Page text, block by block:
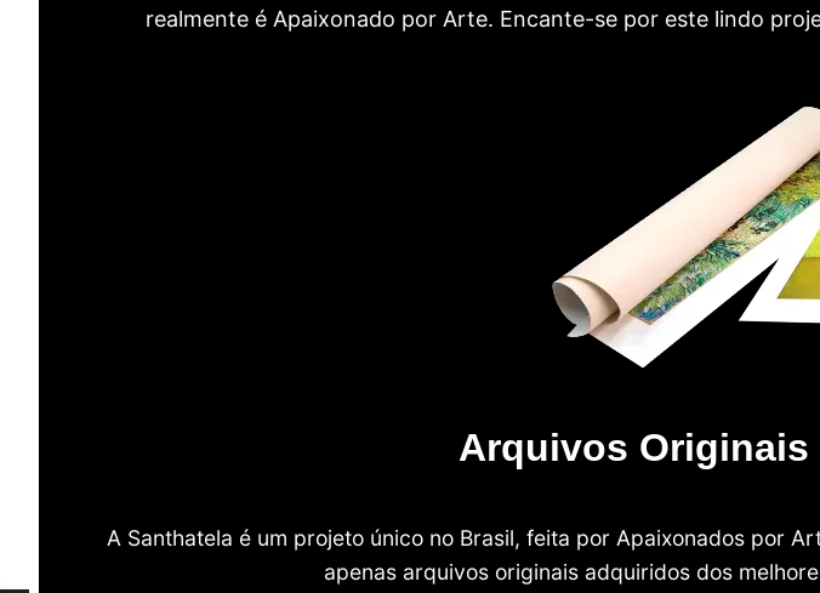
realmente é Apaixonado por Arte. Encante-se por este lindo
Arquivos
A Santhatela é um projeto único no Brasil, feita por Apaixonados por
apenas arquivos originais adquiridos dos